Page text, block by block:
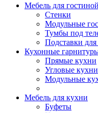
Мебель для гостиной
Стенки
Модульные
Тумбы под
Подставки для
Кухонные
Прямые кухни
Угловые кухни
Модульные
Мебель для кухни
Буфеты